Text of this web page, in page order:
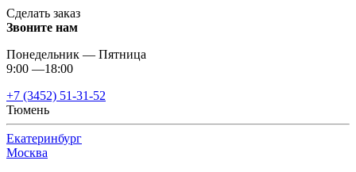
Сделать заказ
Звоните нам
Понедельник — Пятница
9:00 —18:00
+7 (3452) 51-31-52
Тюмень
Екатеринбург
Москва